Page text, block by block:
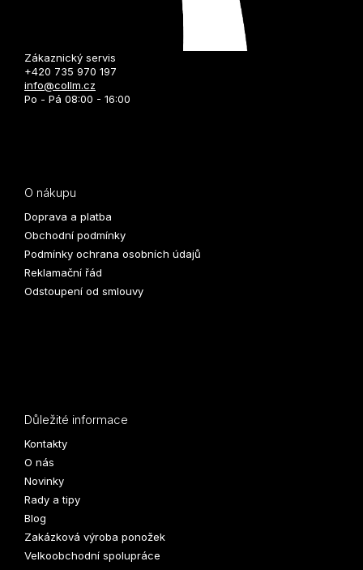
Zákaznický servis
+420 735 970 197
info@collm.cz
Po - Pá 08:00 - 16:00
O nákupu
Doprava a platba
Obchodní podmínky
Podmínky ochrana osobních údajů
Reklamační řád
Odstoupení od smlouvy
Důležité informace
Kontakty
O nás
Novinky
Rady a tipy
Blog
Zakázková výroba ponožek
Velkoobchodní spolupráce